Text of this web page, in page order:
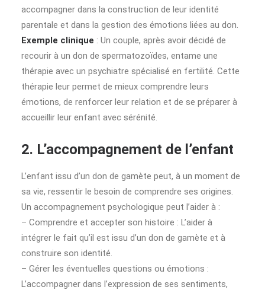
accompagner dans la construction de leur identité
parentale et dans la gestion des émotions liées au don.
Exemple clinique : Un couple, après avoir décidé de
recourir à un don de spermatozoïdes, entame une
thérapie avec un psychiatre spécialisé en fertilité. Cette
thérapie leur permet de mieux comprendre leurs
émotions, de renforcer leur relation et de se préparer à
accueillir leur enfant avec sérénité.
2. L’accompagnement de l’enfant
L’enfant issu d’un don de gamète peut, à un moment de
sa vie, ressentir le besoin de comprendre ses origines.
Un accompagnement psychologique peut l’aider à :
– Comprendre et accepter son histoire : L’aider à
intégrer le fait qu’il est issu d’un don de gamète et à
construire son identité.
– Gérer les éventuelles questions ou émotions :
L’accompagner dans l’expression de ses sentiments,